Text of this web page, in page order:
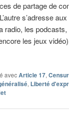
de partage de
s’adresse
radio, les
les jeux
avecArticle 17,
, Liberté